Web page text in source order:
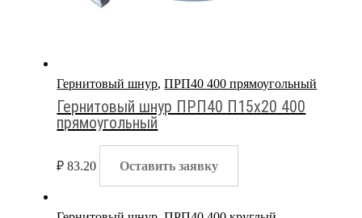
Гернитовый шнур,ПРП40 400 прямоугольный
Гернитовый шнур ПРП40 П15х20 400
прямоугольный
₽ 83.20 Оставить заявку